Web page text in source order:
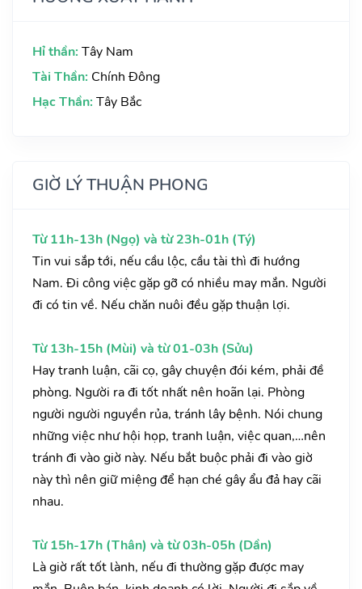
Hỉ thần: Tây Nam
Tài Thần: Chính Đông
Hạc Thần: Tây Bắc
GIỜ LÝ THUẬN PHONG
Từ 11h-13h (Ngọ) và từ 23h-01h (Tý)
Tin vui sắp tới, nếu cầu lộc, cầu tài thì đi hướng
Nam. Đi công việc gặp gỡ có nhiều may mắn. Người
đi có tin về. Nếu chăn nuôi đều gặp thuận lợi.
Từ 13h-15h (Mùi) và từ 01-03h (Sửu)
Hay tranh luận, cãi cọ, gây chuyện đói kém, phải đề
phòng. Người ra đi tốt nhất nên hoãn lại. Phòng
người người nguyền rủa, tránh lây bệnh. Nói chung
những việc như hội họp, tranh luận, việc quan,…nên
tránh đi vào giờ này. Nếu bắt buộc phải đi vào giờ
này thì nên giữ miệng để hạn ché gây ẩu đả hay cãi
nhau.
Từ 15h-17h (Thân) và từ 03h-05h (Dần)
Là giờ rất tốt lành, nếu đi thường gặp được may